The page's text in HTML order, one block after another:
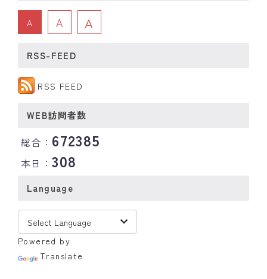
A A A
RSS-FEED
RSS FEED
WEB訪問者数
総合： 672385
本日：308
Language
Powered by
Translate